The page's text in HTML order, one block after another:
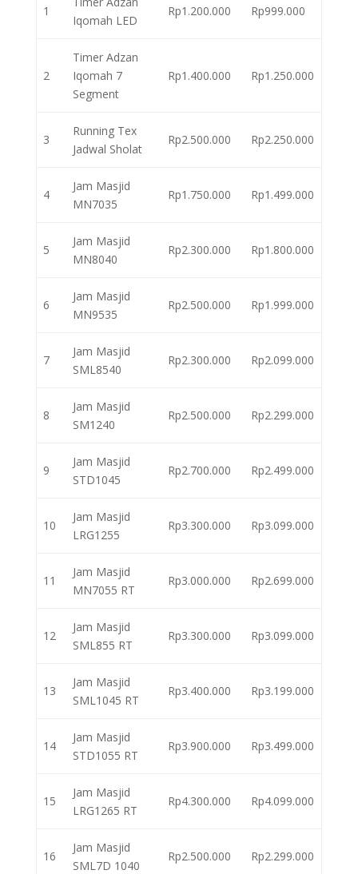
1
Iqomah LED
Rp1.200.000 Rp999.000
2
Timer Adzan
Iqomah 7
Segment
Rp1.400.000 Rp1.250.000
3
Running Tex
Jadwal Sholat
Rp2.500.000 Rp2.250.000
4
Jam Masjid
MN7035
Rp1.750.000 Rp1.499.000
5
Jam Masjid
MN8040
Rp2.300.000 Rp1.800.000
6
Jam Masjid
MN9535
Rp2.500.000 Rp1.999.000
7
Jam Masjid
SML8540
Rp2.300.000 Rp2.099.000
8
Jam Masjid
SM1240
Rp2.500.000 Rp2.299.000
9
Jam Masjid
STD1045
Rp2.700.000 Rp2.499.000
10
Jam Masjid
LRG1255
Rp3.300.000 Rp3.099.000
11
Jam Masjid
MN7055 RT
Rp3.000.000 Rp2.699.000
12
Jam Masjid
SML855 RT
Rp3.300.000 Rp3.099.000
13
Jam Masjid
SML1045 RT
Rp3.400.000 Rp3.199.000
14
Jam Masjid
STD1055 RT
Rp3.900.000 Rp3.499.000
15
Jam Masjid
LRG1265 RT
Rp4.300.000 Rp4.099.000
16
Jam Masjid
SML7D 1040
Rp2.500.000 Rp2.299.000